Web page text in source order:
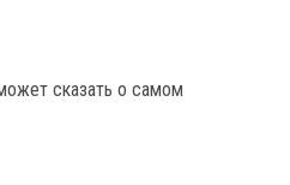
сказать о самом